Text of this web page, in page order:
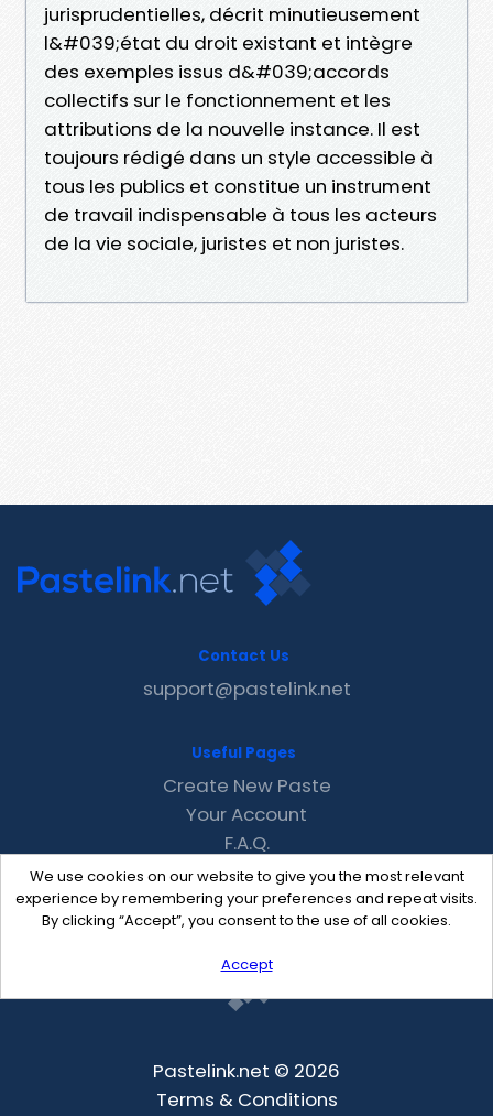
jurisprudentielles, décrit minutieusement
l&#039;état du droit existant et intègre
des exemples issus d&#039;accords
collectifs sur le fonctionnement et les
attributions de la nouvelle instance. Il est
toujours rédigé dans un style accessible à
tous les publics et constitue un instrument
de travail indispensable à tous les acteurs
de la vie sociale, juristes et non juristes.
We use cookies on our website to give you the most relevant
experience by remembering your preferences and repeat visits.
By clicking “Accept”, you consent to the use of all cookies.
Accept
Contact Us
support@pastelink.net
Useful Pages
Create New Paste
Your Account
F.A.Q.
Recent
Contact
Pastelink.net © 2026
Terms & Conditions